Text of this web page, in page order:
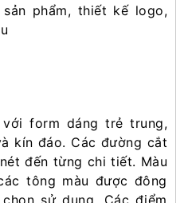
phẩm, thiết kế logo,
form dáng trẻ trung,
kín đáo. Các đường cắt
đến từng chi tiết. Màu
tông màu được đông
sử dụng. Các điểm